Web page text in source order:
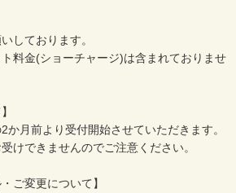
しております。
料金(ショーチャージ)は含まれておりませ
か月前より受付開始させていただきます。
けできませんのでご注意ください。
ご変更について】